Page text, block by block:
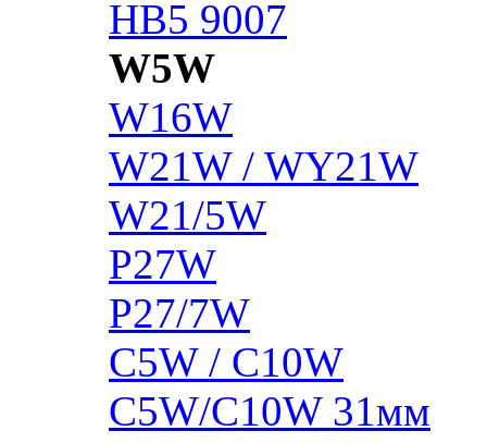
HB5 9007
W5W
W16W
W21W / WY21W
W21/5W
P27W
P27/7W
C5W / C10W
C5W/C10W 31мм